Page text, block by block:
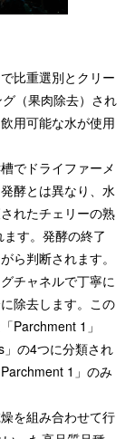
比重選別とクリー
（果肉除去）され
用可能な水が使用
でドライファーメ
酵とは異なり、水
れたチェリーの熟
す。発酵の終了
ら判断されます。
チャネルで丁寧に
除去します。この
Parchment 1」
」の4つに分類され
1」のみ
を組み合わせて行